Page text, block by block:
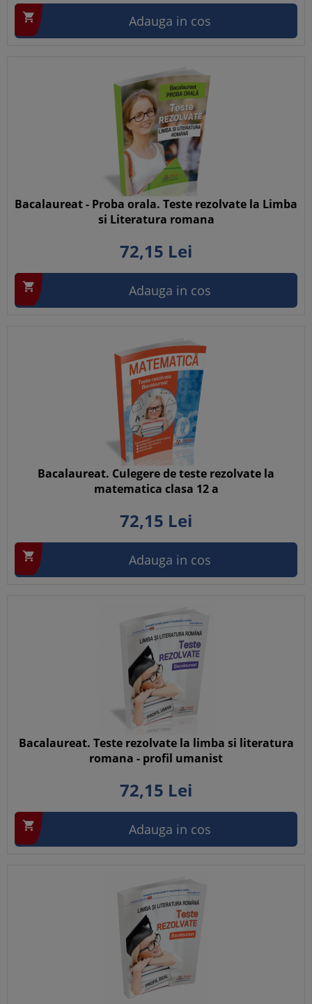
 Adauga in cos
Bacalaureat - Proba orala. Teste rezolvate la Limba
si Literatura romana
72,15 Lei
 Adauga in cos
Bacalaureat. Culegere de teste rezolvate la
matematica clasa 12 a
72,15 Lei
 Adauga in cos
Bacalaureat. Teste rezolvate la limba si literatura
romana - profil umanist
72,15 Lei
 Adauga in cos